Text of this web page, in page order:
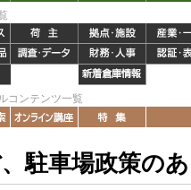
コンテンツ一覧
駐車場政策の